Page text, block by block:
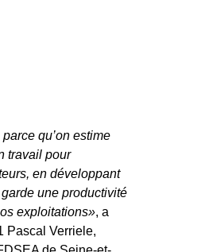
qu’on estime
travail pour
en développant
une productivité
exploitations», a
Pascal Verriele,